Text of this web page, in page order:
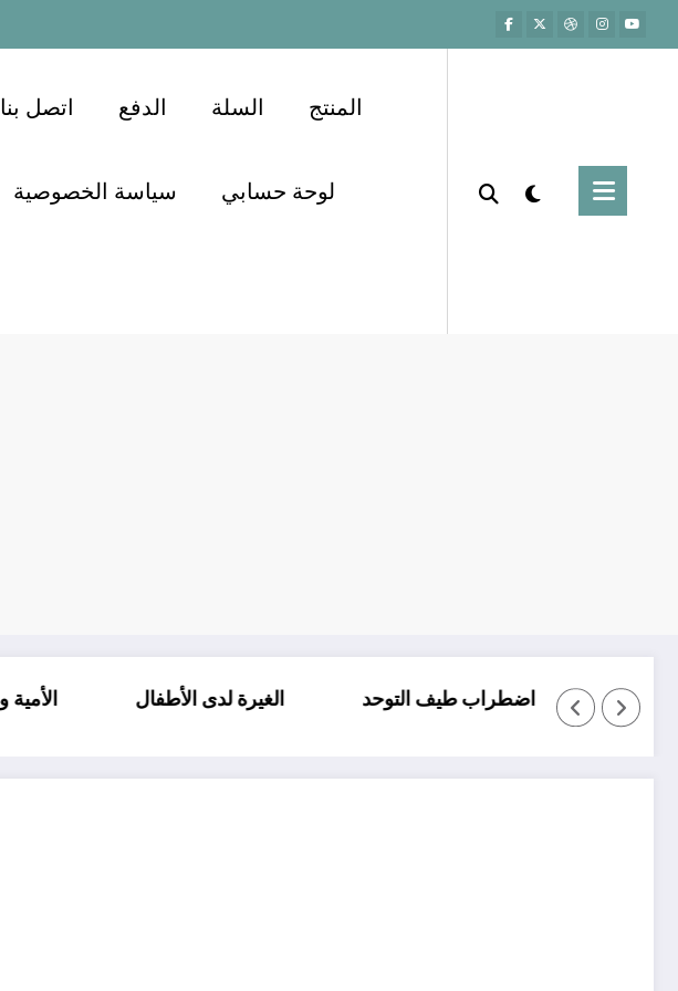
اتصل بنا الدفع السلة المنتج
سياسة الخصوصية لوحة حسابي
الغيرة لدى الأطفال اضطراب طيف التوحد والتأتأة عند الاطفال